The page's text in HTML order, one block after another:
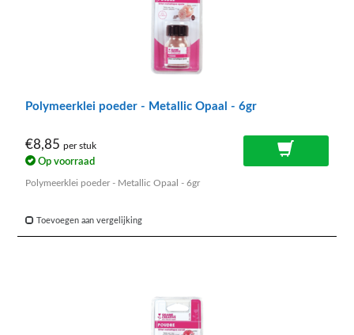
Polymeerklei poeder - Metallic Opaal - 6gr
€8,85 per stuk
Op voorraad
Polymeerklei poeder - Metallic Opaal - 6gr
Toevoegen aan vergelijking